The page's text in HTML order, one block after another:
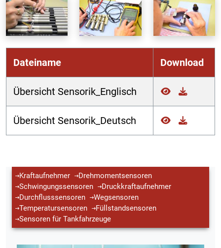
Dateiname Download
Übersicht Sensorik_Englisch
Übersicht Sensorik_Deutsch
Kraftaufnehmer
Drehmomentsensoren
Schwingungssensoren
Druckkraftaufnehmer
Durchflusssensoren
Wegsensoren
Temperatursensoren
Füllstandsensoren
Sensoren für Tankfahrzeuge